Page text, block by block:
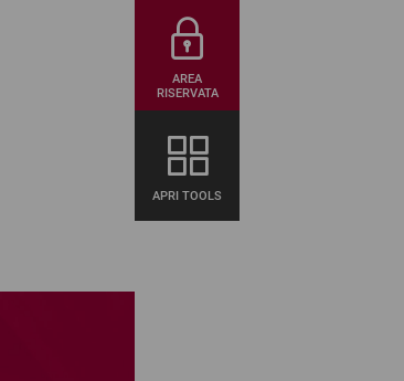
AREA
RISERVATA
APRI TOOLS